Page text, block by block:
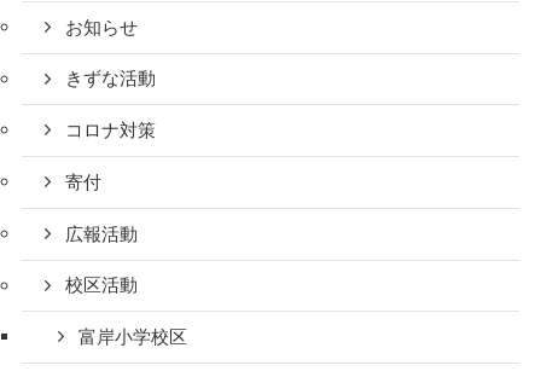
お知らせ
きずな活動
コロナ対策
寄付
広報活動
校区活動
富岸小学校区